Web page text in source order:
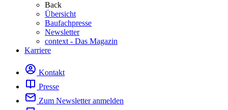
Back
Übersicht
Baufachpresse
Newsletter
context - Das Magazin
Karriere
Kontakt
Presse
Zum Newsletter anmelden